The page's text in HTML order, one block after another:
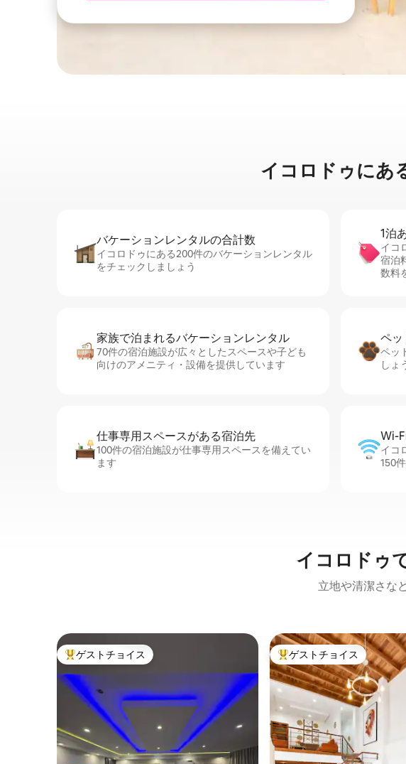
イコロドゥに⁠あ⁠
バケーションレ⁠ン⁠タ⁠ル⁠の合⁠計⁠数
イコロドゥにある200件のバケーションレンタル
をチェックしましょう
1泊
イコ
宿泊
数料
家族で泊まれるバ⁠ケ⁠ー⁠シ⁠ョ⁠ンレ⁠ン⁠タ⁠ル
70件の宿泊施設が広々としたスペースや子ども
向けのアメニティ・設備を提供しています
ペッ
ペッ
しょ
仕事専用ス⁠ペ⁠ー⁠スがあ⁠る宿⁠泊⁠先
100件の宿泊施設が仕事専用スペースを備えてい
ます
Wi-
イコ
150
イコロドゥ
立地や清潔さな
大好評のゲストチョイスです。
ゲストチョイス 大好評のゲストチョイスで
ゲストチョイス